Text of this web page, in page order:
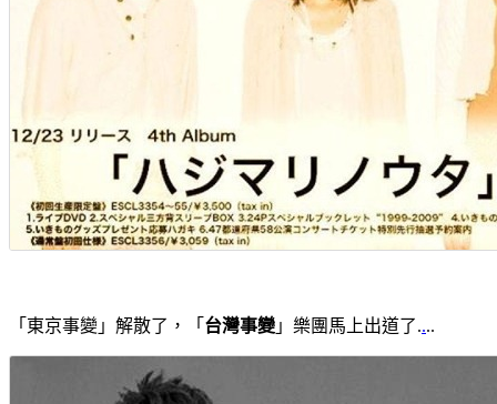
「東京事變」解散了，「 台灣事變 」樂團馬上出道了....